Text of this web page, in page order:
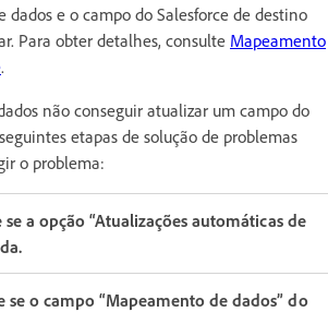
dados e o campo do Salesforce de destino
Para obter detalhes, consulte Mapeamento
.
não conseguir atualizar um campo do
etapas de solução de problemas
o problema:
se a opção “Atualizações automáticas de
se o campo “Mapeamento de dados” do